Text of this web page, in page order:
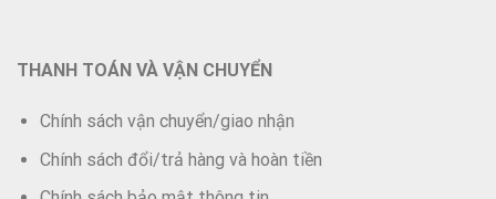
THANH TOÁN VÀ VẬN CHUYỂN
Chính sách vận chuyển/giao nhận
Chính sách đổi/trả hàng và hoàn tiền